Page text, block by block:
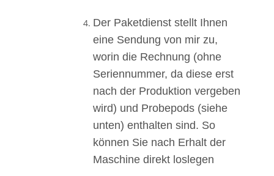
Der Paketdienst stellt Ihnen
eine Sendung von mir zu,
worin die Rechnung (ohne
Seriennummer, da diese erst
nach der Produktion vergeben
wird) und Probepods (siehe
unten) enthalten sind. So
können Sie nach Erhalt der
Maschine direkt loslegen